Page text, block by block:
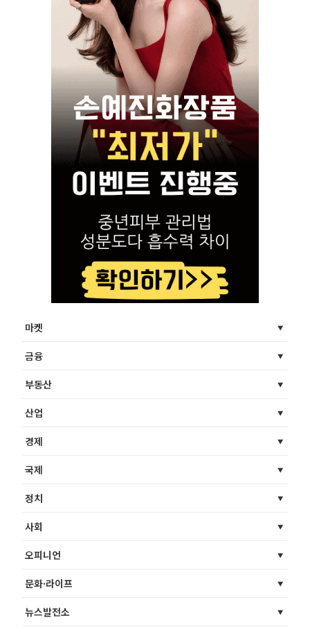
마켓
금융
부동산
산업
경제
국제
정치
사회
오피니언
문화·라이프
뉴스발전소